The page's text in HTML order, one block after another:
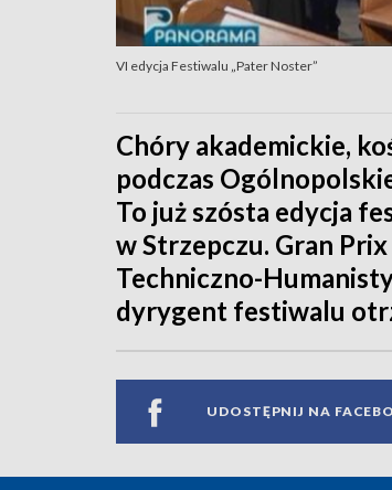
VI edycja Festiwalu „Pater Noster”
Chóry akademickie,
podczas
To już szósta edycja
w Strzepczu. Gran
Techniczno-
dyrygent festiwalu
UDOSTĘPNIJ NA